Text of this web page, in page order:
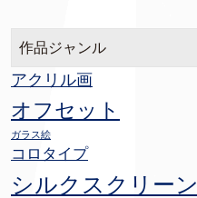
作品ジャンル
アクリル画
オフセット
ガラス絵
コロタイプ
シルクスクリーン